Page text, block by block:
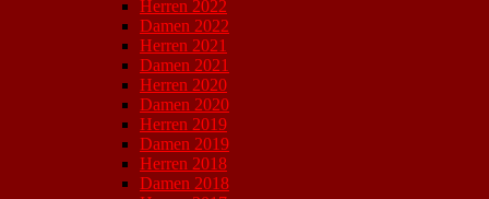
Herren 2022
Damen 2022
Herren 2021
Damen 2021
Herren 2020
Damen 2020
Herren 2019
Damen 2019
Herren 2018
Damen 2018